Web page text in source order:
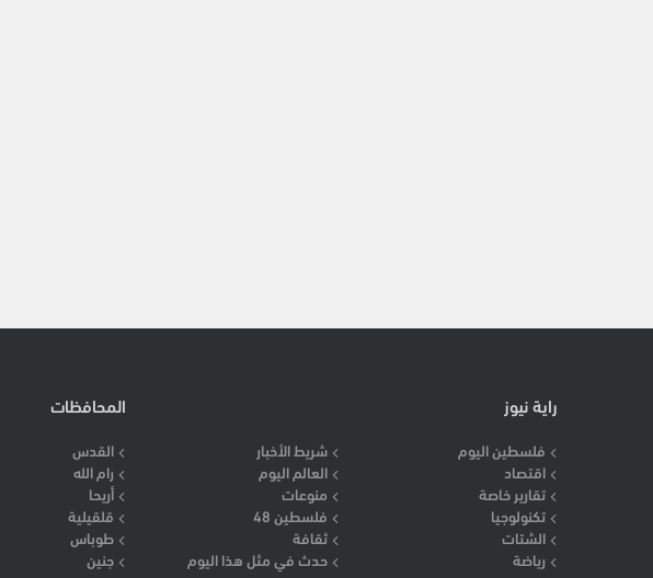
راية نيوز
فلسطين اليوم
شريط الأخبار
اقتصاد
العالم اليوم
تقارير خاصة
منوعات
تكنولوجيا
فلسطين 48
الشتات
ثقافة
رياضة
حدث في مثل هذا اليوم
المحافظات
القدس
رام الله
أريحا
قلقيلية
طوباس
جنين